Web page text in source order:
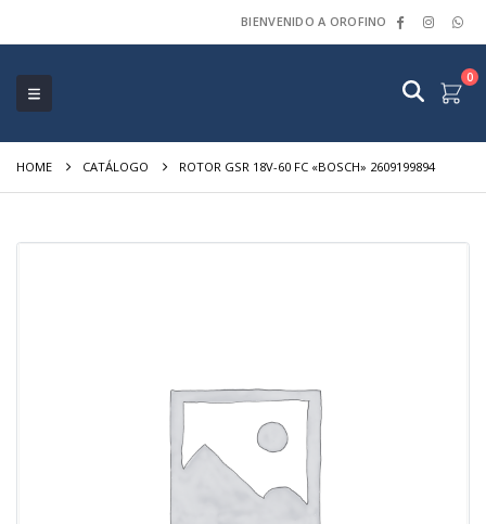
BIENVENIDO A OROFINO
0
HOME CATÁLOGO ROTOR GSR 18V-60 FC «BOSCH» 2609199894